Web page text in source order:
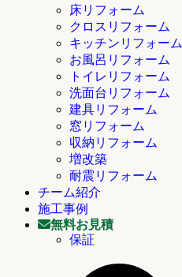
床リフォーム
クロスリフォーム
キッチンリフォーム
お風呂リフォーム
トイレリフォーム
洗面台リフォーム
建具リフォーム
窓リフォーム
収納リフォーム
増改築
耐震リフォーム
チーム紹介
施工事例
無料お見積
保証